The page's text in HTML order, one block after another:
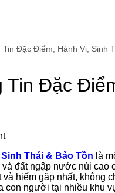
Đặc Điểm, Hành Vi, Sinh
Đặc
Thái & Bảo Tồn là
đất ngập nước núi cao
hiếm gặp nhất, không
con người tại nhiều khu